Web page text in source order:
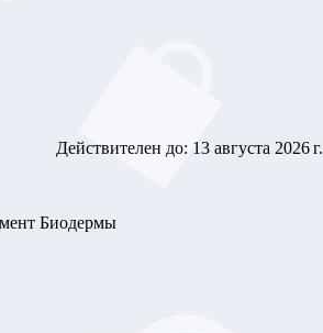
Действителен до: 13 августа 2026 г.
Биодермы